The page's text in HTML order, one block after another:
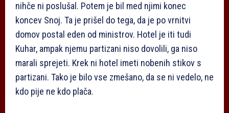
nihče ni poslušal. Potem je bil med njimi konec
koncev Snoj. Ta je prišel do tega, da je po vrnitvi
domov postal eden od ministrov. Hotel je iti tudi
Kuhar, ampak njemu partizani niso dovolili, ga niso
marali sprejeti. Krek ni hotel imeti nobenih stikov s
partizani. Tako je bilo vse zmešano, da se ni vedelo, ne
kdo pije ne kdo plača.